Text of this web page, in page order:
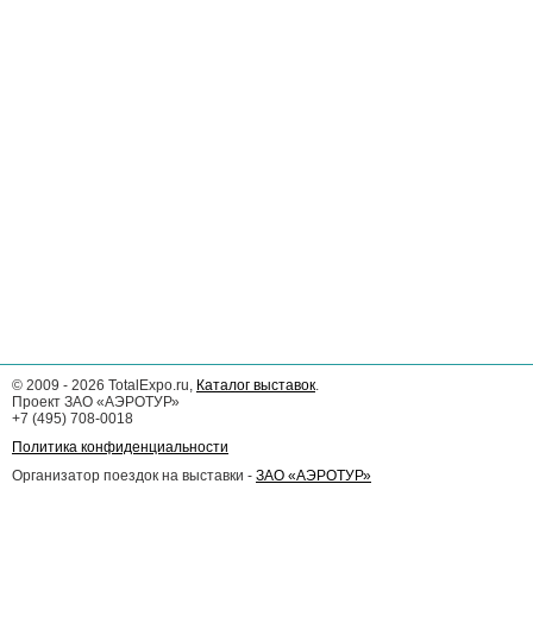
© 2009 - 2026 TotalExpo.ru, Каталог выставок.
Проект ЗАО «АЭРОТУР»
+7 (495) 708-0018
Политика конфиденциальности
Организатор поездок на выставки - ЗАО «АЭРОТУР»